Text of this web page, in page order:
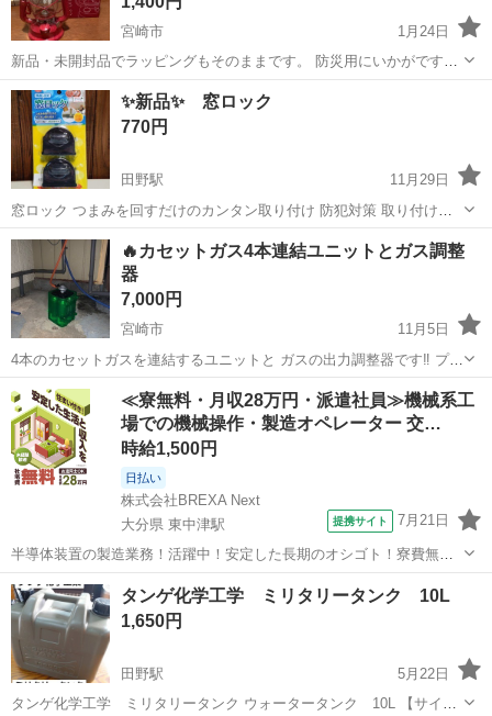
宮崎市
1月24日
新品・未開封品でラッピングもそのままです。 防災用にいかがです
か。 １台の値段となりますが、複数希望の方は在庫はありますので 問
い合わせ下さい。 店舗での販売価格から1000円以上下げております。
ご検討下さい。
宮崎 宮崎市 防災、セキュリティ
✨新品✨ 窓ロック
770円
田野駅
11月29日
窓ロック つまみを回すだけのカンタン取り付け 防犯対策 取り付け可
能範囲 28〜42㎜ パッケージは少々汚れが見られますが 新品未開封
です☆ 【備考】 宮崎県宮崎市高岡町浦之名2865-2にて、 LIFE to LI...
宮崎 宮崎市 防災、セキュリティ 取り付け
🔥カセットガス4本連結ユニットとガス調整
器
7,000円
宮崎市
11月5日
4本のカセットガスを連結するユニットと ガスの出力調整器です‼️ プロ
パンガス器具が色々使えます 🚌キャンピングカーやキッチンカー屋外
イベントの際に❗️ ガスコンロやBBQグリル🍖 キャンプ🏕️ガスストーブ
など長時間使えて便...
宮崎 宮崎市 防災、セキュリティ ガス
≪寮無料・月収28万円・派遣社員≫機械系工
場での機械操作・製造オペレーター 交…
時給1,500円
日払い
株式会社BREXA Next
大分県 東中津駅
提携サイト 7月21日
半導体装置の製造業務！活躍中！安定した長期のオシゴト！寮費無料
★赴任旅費会社負担◎20代～40代の男性活躍中★未経験活躍中！高時
給1,500円！《大分県中津市》 人気の工場のお仕事 ◇半導体装置内部
のシート製造◇ ＊クリー...
大分 中津市 東中津駅 その他
タンゲ化学工学 ミリタリータンク 10L
1,650円
田野駅
5月22日
タンゲ化学工学 ミリタリータンク ウォータータンク 10L 【サイ